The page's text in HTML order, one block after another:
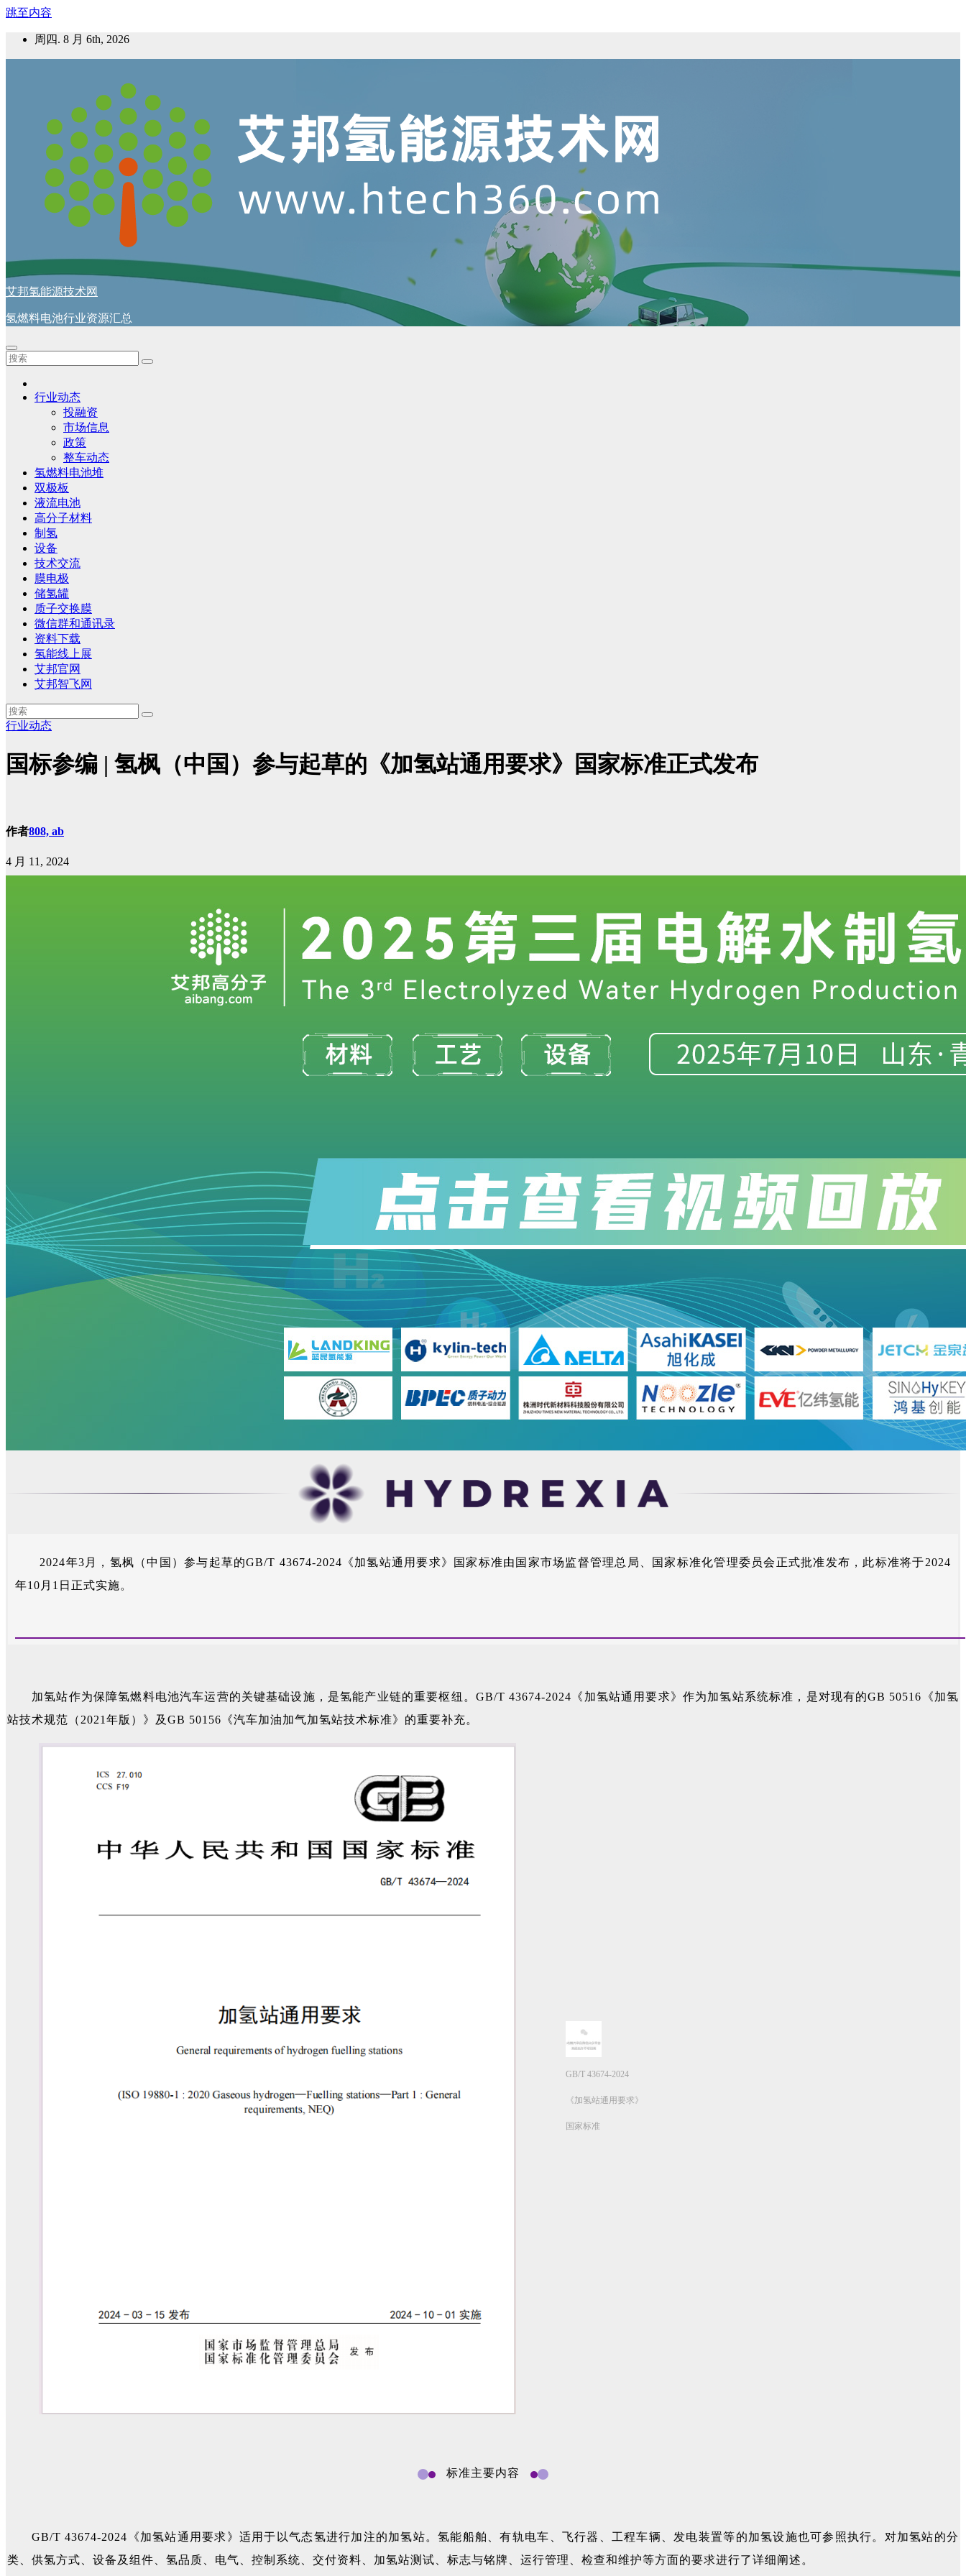
跳至内容
周四. 8 月 6th, 2026
艾邦氢能源技术网
氢燃料电池行业资源汇总
行业动态
投融资
市场信息
政策
整车动态
氢燃料电池堆
双极板
液流电池
高分子材料
制氢
设备
技术交流
膜电极
储氢罐
质子交换膜
微信群和通讯录
资料下载
氢能线上展
艾邦官网
艾邦智飞网
行业动态
国标参编 | 氢枫（中国）参与起草的《加氢站通用要求》国家标准正式发布
作者808, ab
4 月 11, 2024
2024年3月，氢枫（中国）参与起草的GB/T 43674-2024《加氢站通用要求》国家标准由国家市场监督管理总局、国家标准化管理委员会正式批准发布，此标准将于2024
年10月1日正式实施。
加氢站作为保障氢燃料电池汽车运营的关键基础设施，是氢能产业链的重要枢纽。GB/T 43674-2024《加氢站通用要求》作为加氢站系统标准，是对现有的GB 50516《加氢
站技术规范（2021年版）》及GB 50156《汽车加油加气加氢站技术标准》的重要补充。
GB/T 43674-2024
《加氢站通用要求》
国家标准
标准主要内容
GB/T 43674-2024《加氢站通用要求》适用于以气态氢进行加注的加氢站。氢能船舶、有轨电车、飞行器、工程车辆、发电装置等的加氢设施也可参照执行。对加氢站的分
类、供氢方式、设备及组件、氢品质、电气、控制系统、交付资料、加氢站测试、标志与铭牌、运行管理、检查和维护等方面的要求进行了详细阐述。